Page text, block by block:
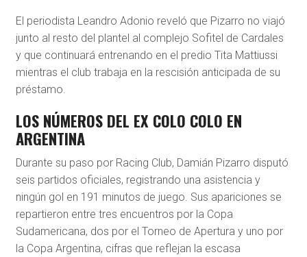
El periodista Leandro Adonio reveló que Pizarro no viajó
junto al resto del plantel al complejo Sofitel de Cardales
y que continuará entrenando en el predio Tita Mattiussi
mientras el club trabaja en la rescisión anticipada de su
préstamo.
LOS NÚMEROS DEL EX COLO COLO EN
ARGENTINA
Durante su paso por Racing Club, Damián Pizarro disputó
seis partidos oficiales, registrando una asistencia y
ningún gol en 191 minutos de juego. Sus apariciones se
repartieron entre tres encuentros por la Copa
Sudamericana, dos por el Torneo de Apertura y uno por
la Copa Argentina, cifras que reflejan la escasa